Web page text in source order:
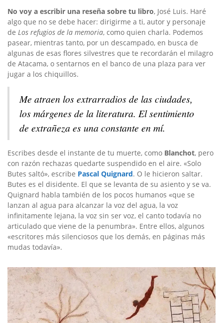
No voy a escribir una reseña sobre tu libro, José Luis. Haré
algo que no se debe hacer: dirigirme a ti, autor y personaje
de Los refugios de la memoria, como quien charla. Podemos
pasear, mientras tanto, por un descampado, en busca de
algunas de esas flores silvestres que te recordarán el milagro
de Atacama, o sentarnos en el banco de una plaza para ver
jugar a los chiquillos.
Me atraen los extrarradios de las ciudades,
los márgenes de la literatura. El sentimiento
de extrañeza es una constante en mí.
Escribes desde el instante de tu muerte, como Blanchot, pero
con razón rechazas quedarte suspendido en el aire. «Solo
Butes saltó», escribe Pascal Quignard. O le hicieron saltar.
Butes es el disidente. El que se levanta de su asiento y se va.
Quignard habla también de los pocos humanos «que se
lanzan al agua para alcanzar la voz del agua, la voz
infinitamente lejana, la voz sin ser voz, el canto todavía no
articulado que viene de la penumbra». Entre ellos, algunos
«escritores más silenciosos que los demás, en páginas más
mudas todavía».